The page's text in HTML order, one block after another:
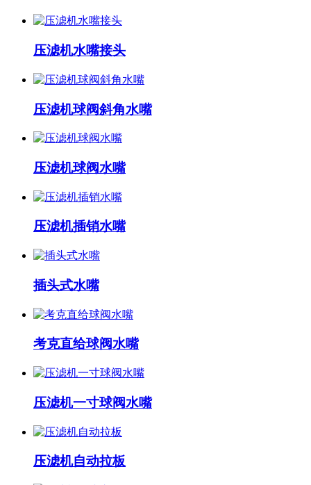
压滤机水嘴接头
压滤机球阀斜角水嘴
压滤机球阀水嘴
压滤机插销水嘴
插头式水嘴
考克直给球阀水嘴
压滤机一寸球阀水嘴
压滤机自动拉板